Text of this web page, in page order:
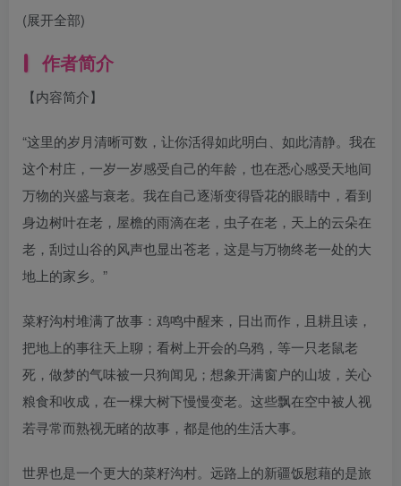
(展开全部)
作者简介
【内容简介】
“这里的岁月清晰可数，让你活得如此明白、如此清静。我在
这个村庄，一岁一岁感受自己的年龄，也在悉心感受天地间
万物的兴盛与衰老。我在自己逐渐变得昏花的眼睛中，看到
身边树叶在老，屋檐的雨滴在老，虫子在老，天上的云朵在
老，刮过山谷的风声也显出苍老，这是与万物终老一处的大
地上的家乡。”
菜籽沟村堆满了故事：鸡鸣中醒来，日出而作，且耕且读，
把地上的事往天上聊；看树上开会的乌鸦，等一只老鼠老
死，做梦的气味被一只狗闻见；想象开满窗户的山坡，关心
粮食和收成，在一棵大树下慢慢变老。这些飘在空中被人视
若寻常而熟视无睹的故事，都是他的生活大事。
世界也是一个更大的菜籽沟村。远路上的新疆饭慰藉的是旅